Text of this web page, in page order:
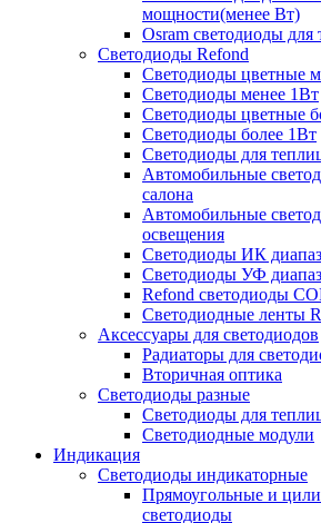
мощности(менее Вт)
Osram светодиоды для
Светодиоды Refond
Светодиоды цветные
Светодиоды менее 1Вт
Светодиоды цветные
Светодиоды более 1Вт
Светодиоды для
Автомобильные
салона
Автомобильные
освещения
Светодиоды ИК
Светодиоды УФ
Refond светодиоды
Светодиодные ленты
Аксессуары для светодиодов
Радиаторы для
Вторичная оптика
Светодиоды разные
Светодиоды для
Светодиодные модули
Индикация
Светодиоды индикаторные
Прямоугольные и
светодиоды